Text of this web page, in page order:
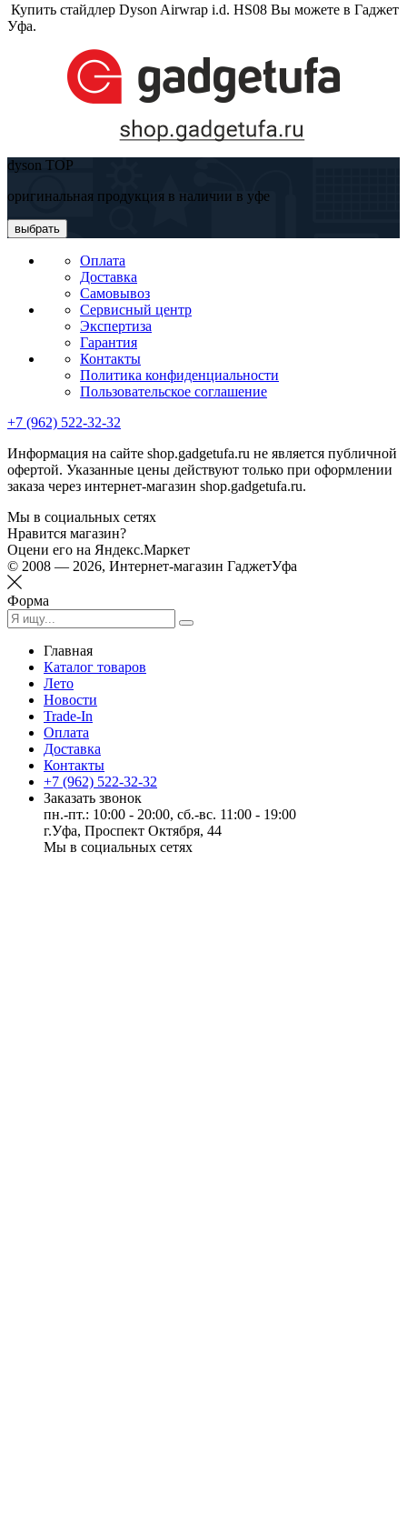
Купить стайдлер Dyson Airwrap i.d. HS08 Вы можете в Гаджет
Уфа.
dyson TOP
оригинальная продукция в наличии в уфе
выбрать
Оплата
Доставка
Самовывоз
Сервисный центр
Экспертиза
Гарантия
Контакты
Политика конфиденциальности
Пользовательское соглашение
+7 (962) 522-32-32
Информация на сайте shop.gadgetufa.ru не является публичной
офертой. Указанные цены действуют только при оформлении
заказа через интернет-магазин shop.gadgetufa.ru.
Мы в социальных сетях
Нравится магазин?
Оцени его на Яндекс.Маркет
© 2008 — 2026, Интернет-магазин ГаджетУфа
Форма
Главная
Каталог товаров
Лето
Новости
Trade-In
Оплата
Доставка
Контакты
+7 (962) 522-32-32
Заказать звонок
пн.-пт.: 10:00 - 20:00, сб.-вс. 11:00 - 19:00
г.Уфа, Проспект Октября, 44
Мы в социальных сетях